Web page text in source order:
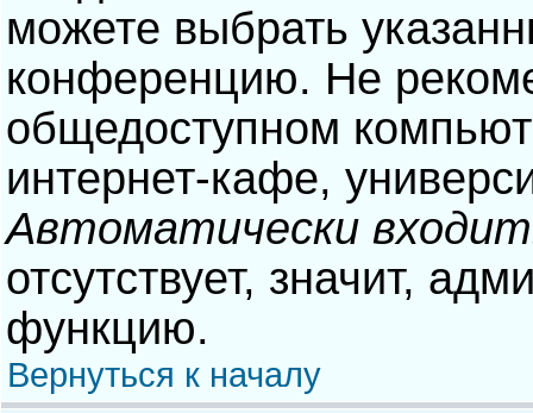
можете выбрать
конференцию. Не
общедоступном
интернет-кафе,
Автоматически
отсутствует, значит,
функцию.
Вернуться к началу